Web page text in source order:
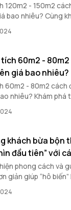
120m2 - 150m2
bao nhiêu? Cùng
này ngay sau đây.
60m2 -
giá bao nhiêu?
60m2 - 80m2 cách
nhiêu? Khám phá
bán an tâm.
khách bừa bộn
đầu tiên” với
phong cách và
giản giúp “hô
gọn gàng.